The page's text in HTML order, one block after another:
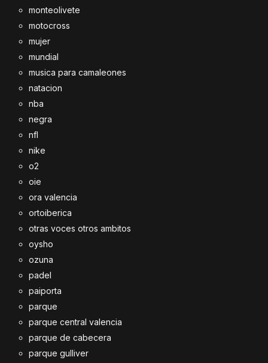
monteolivete
motocross
mujer
mundial
musica para camaleones
natacion
nba
negra
nfl
nike
o2
oie
ora valencia
ortoiberica
otras voces otros ambitos
oysho
ozuna
padel
paiporta
parque
parque central valencia
parque de cabecera
parque gulliver